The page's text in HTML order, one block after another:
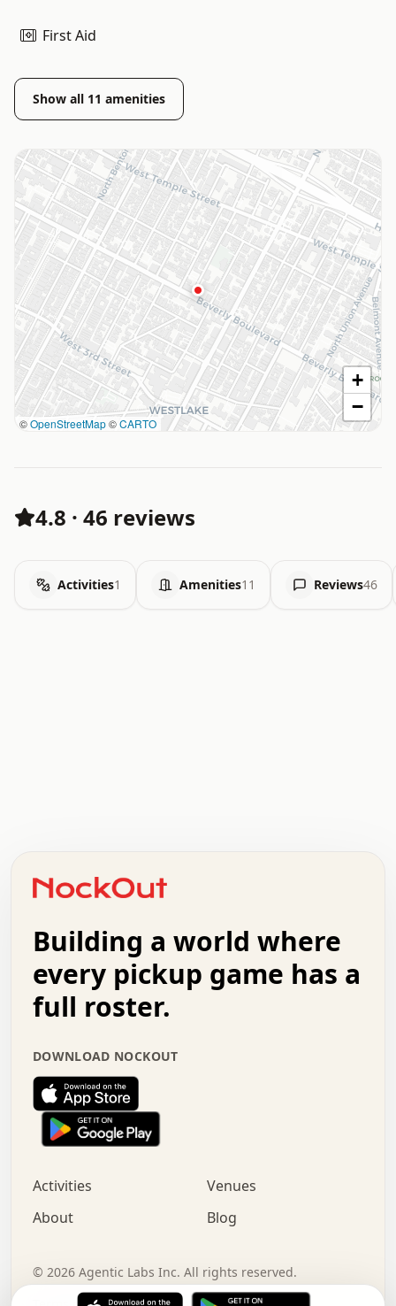
First Aid
Show all 11 amenities
©OpenStreetMap©CARTO
+
−
4.8 · 46 reviews
Activities1 Amenities11 Reviews46
+   .   .   .   .   .   .   .   .   .   +   .   .
.   .   .   .   .   .   .   .   .   .   .   :   .
.   .   .   .   +   .   .   .   .   .   .   .   +
.   :   .   .   .   .   .   .   .   .   o   .   .
.   .   x   .   .   .   .   .   .   :   .   .   o
.   .   .   .   :   .   .   .   .   o   .   .   .
.   .   .   .   .   .   .   :   .   .   .   .   .
.   .   .   .   .   .   .   +   .   .   x   .   .
.   .   .   .   .   :   +   .   .   .   .   .   o
.   .   .   .   .   .   .   .   .   .   .   .   .
.   .   :   o   .   .   .   .   .   .   .   +   .
.   o   .   .   .   .   x   .   .   .   .   .   .
+   .   o   .   .   .   .   o   .   .   .   .
.   +   .   .   .   .   .   .   .   .   :   .   x
.   .   .   .   .   .   .   .   .   .   .   .   .   .
Building a world where
every pickup game has a
full roster.
DOWNLOAD NOCKOUT
Activities
Venues
About
Blog
© 2026 Agentic Labs Inc. All rights reserved.